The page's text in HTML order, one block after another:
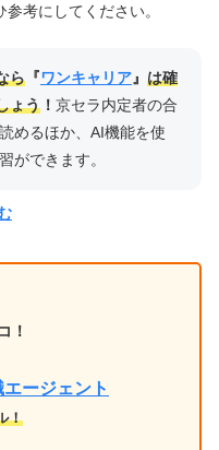
考にしてください。
ら 『 ワンキャリア 』 は確
ょう ！ 京セラ内定者の合
めるほか、AI機能を使
ができます。
！
ージェント
！